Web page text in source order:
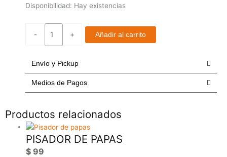
Disponibilidad: Hay existencias
-
Tabla
+ Añadir al carrito
Envío y Pickup
Medios de Pagos
Productos relacionados
PISADOR DE PAPAS
$ 99